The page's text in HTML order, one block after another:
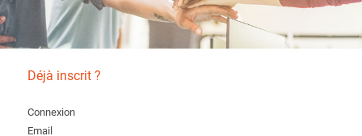
Déjà inscrit ?
Connexion
Email